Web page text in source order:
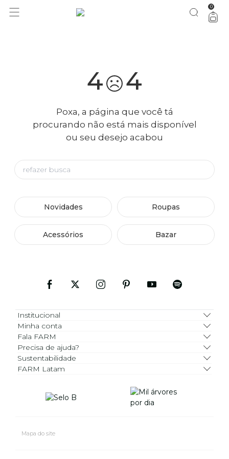
você merece 30% OFF pra comemorar com a gente aproveita! 0
4 4
Poxa, a página que você tá
procurando não está mais disponível
ou seu desejo acabou
Novidades Roupas
Acessórios Bazar
Institucional
Minha conta
Fala FARM
Precisa de ajuda?
Sustentabilidade
FARM Latam
Mapa do site